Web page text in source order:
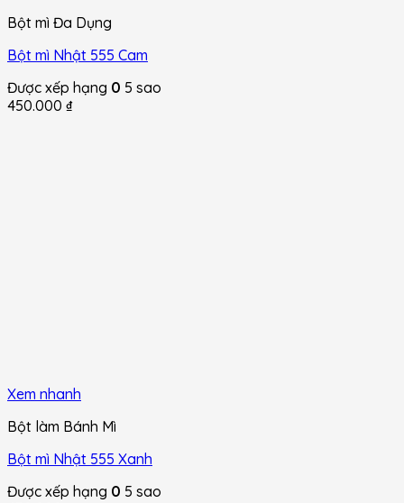
Bột mì Đa Dụng
Bột mì Nhật 555 Cam
Được xếp hạng 0 5 sao
450.000 ₫
Xem nhanh
Bột làm Bánh Mì
Bột mì Nhật 555 Xanh
Được xếp hạng 0 5 sao